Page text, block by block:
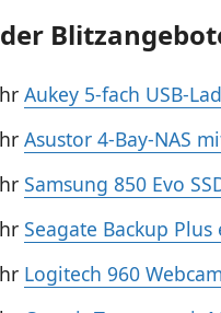
Aukey 5-fach USB-
Asustor 4-Bay-NAS
Samsung 850 Evo
Seagate Backup
Logitech 960